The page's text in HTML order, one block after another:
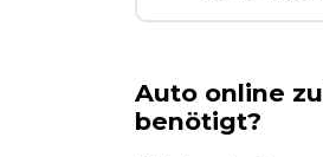
Auto online
benötigt?